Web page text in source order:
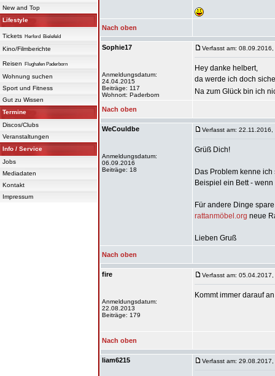
New and Top
Lifestyle
Tickets Herford Bielefeld
Kino/Filmberichte
Reisen Flughafen Paderborn
Wohnung suchen
Sport und Fitness
Gut zu Wissen
Termine
Discos/Clubs
Veranstaltungen
Info / Service
Jobs
Mediadaten
Kontakt
Impressum
Nach oben
Sophie17
Anmeldungsdatum:
24.04.2015
Beiträge: 117
Wohnort: Paderborn
Verfasst am:
Hey danke helbert,
da werde ich doch
Na zum Glück bin ich
Nach oben
WeCouldbe
Anmeldungsdatum:
06.09.2016
Beiträge: 18
Verfasst am: 22.11.2016,
Grüß Dich!
Das Problem kenne
Beispiel ein Bett -
Für andere Dinge
rattanmöbel.org neue
Lieben Gruß
Nach oben
fire
Anmeldungsdatum:
22.08.2013
Beiträge: 179
Verfasst am:
Kommt immer darauf an
Nach oben
liam6215 Verfasst am: